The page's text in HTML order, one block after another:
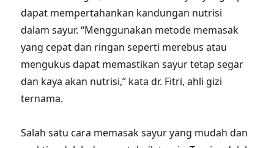
dapat mempertahankan kandungan nutrisi
dalam sayur. “Menggunakan metode memasak
yang cepat dan ringan seperti merebus atau
mengukus dapat memastikan sayur tetap segar
dan kaya akan nutrisi,” kata dr. Fitri, ahli gizi
ternama.
Salah satu cara memasak sayur yang mudah dan